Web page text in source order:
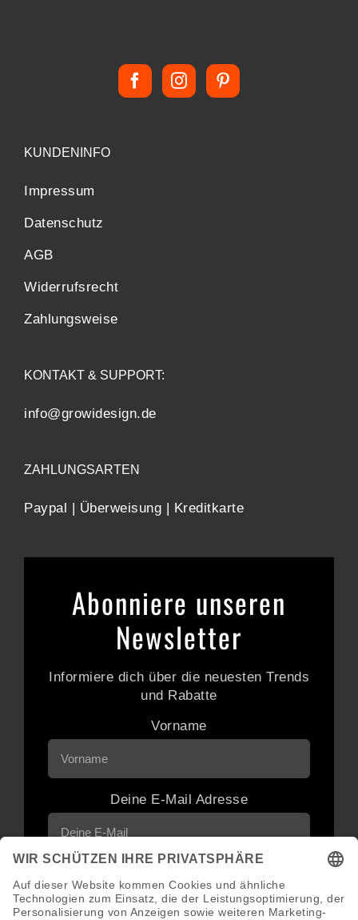
KUNDENINFO
Impressum
Datenschutz
AGB
Widerrufsrecht
Zahlungsweise
KONTAKT & SUPPORT:
info@growidesign.de
ZAHLUNGSARTEN
Paypal | Überweisung | Kreditkarte
Abonniere unseren
Newsletter
Informiere dich über die neuesten Trends
und Rabatte
Vorname
Deine E-Mail Adresse
erhalten